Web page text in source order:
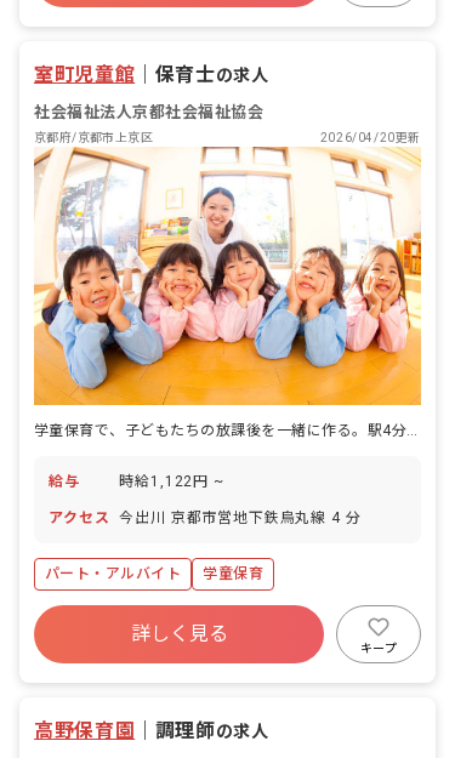
室町児童館 保育士の求人
社会福祉法人京都社会福祉協会
京都府/京都市上京区 2026/04/20更新
学童保育で、子どもたちの放課後を一緒に作る。駅4分の快適さ。
給与 時給1,122円 ~
アクセス 今出川 京都市営地下鉄烏丸線 4 分
パート・アルバイト 学童保育
詳しく見る
キープ
高野保育園 調理師の求人